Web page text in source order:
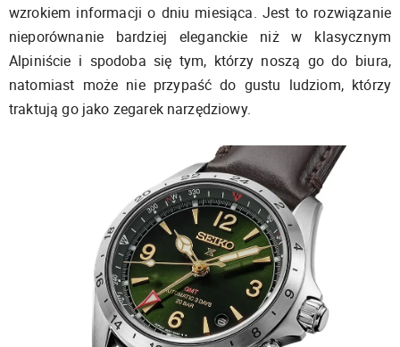
wzrokiem informacji o dniu miesiąca. Jest to rozwiązanie
nieporównanie bardziej eleganckie niż w klasycznym
Alpiniście i spodoba się tym, którzy noszą go do biura,
natomiast może nie przypaść do gustu ludziom, którzy
traktują go jako zegarek narzędziowy.